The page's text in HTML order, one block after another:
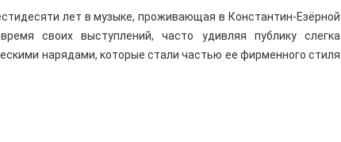
лет в музыке, проживающая в Константин-Езёрной
своих выступлений, часто удивляя публику слегка
нарядами, которые стали частью ее фирменного стиля